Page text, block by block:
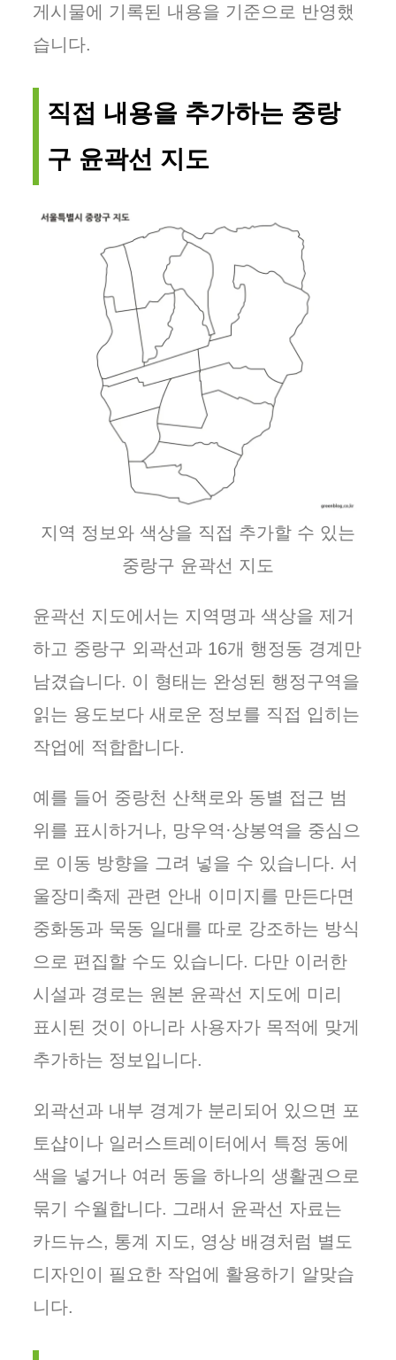
게시물에 기록된 내용을 기준으로 반영했
습니다.
직접 내용을 추가하는 중랑
구 윤곽선 지도
지역 정보와 색상을 직접 추가할 수 있는
중랑구 윤곽선 지도
윤곽선 지도에서는 지역명과 색상을 제거
하고 중랑구 외곽선과 16개 행정동 경계만
남겼습니다. 이 형태는 완성된 행정구역을
읽는 용도보다 새로운 정보를 직접 입히는
작업에 적합합니다.
예를 들어 중랑천 산책로와 동별 접근 범
위를 표시하거나, 망우역·상봉역을 중심으
로 이동 방향을 그려 넣을 수 있습니다. 서
울장미축제 관련 안내 이미지를 만든다면
중화동과 묵동 일대를 따로 강조하는 방식
으로 편집할 수도 있습니다. 다만 이러한
시설과 경로는 원본 윤곽선 지도에 미리
표시된 것이 아니라 사용자가 목적에 맞게
추가하는 정보입니다.
외곽선과 내부 경계가 분리되어 있으면 포
토샵이나 일러스트레이터에서 특정 동에
색을 넣거나 여러 동을 하나의 생활권으로
묶기 수월합니다. 그래서 윤곽선 자료는
카드뉴스, 통계 지도, 영상 배경처럼 별도
디자인이 필요한 작업에 활용하기 알맞습
니다.